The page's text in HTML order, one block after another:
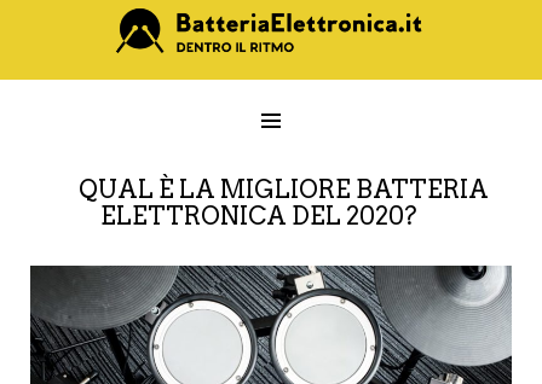
QUAL È LA MIGLIORE BATTERIA
ELETTRONICA DEL 2020?